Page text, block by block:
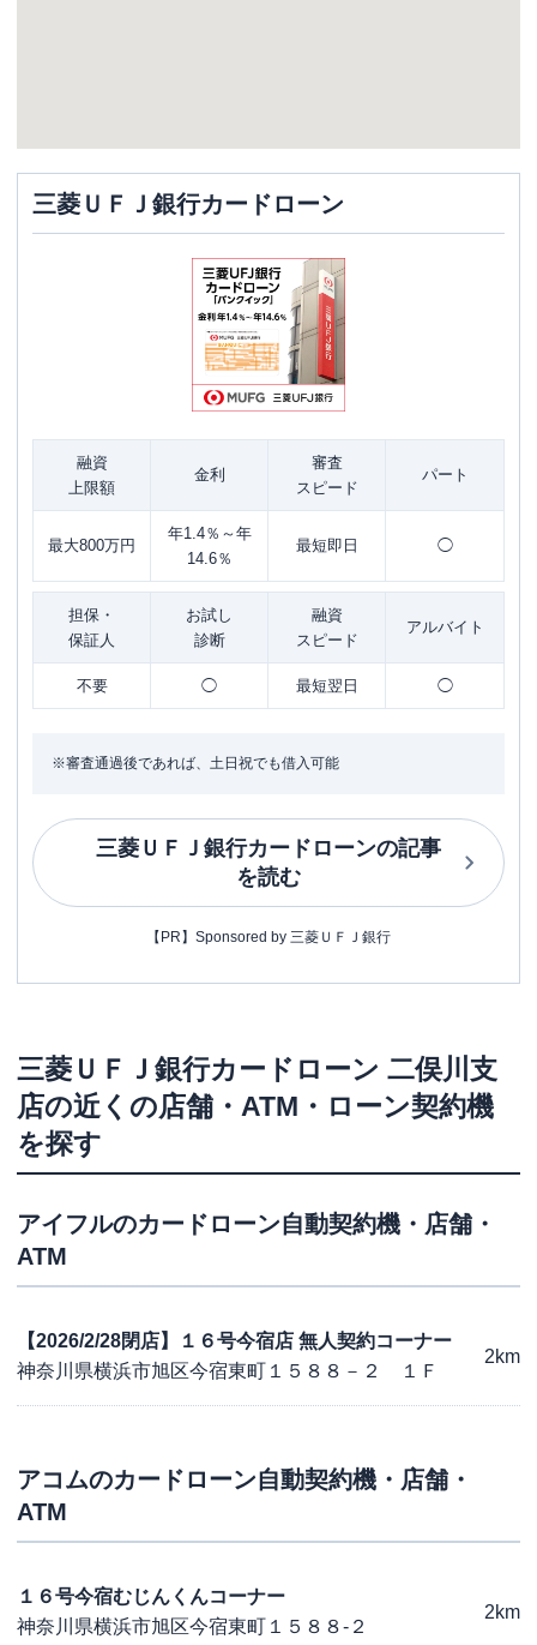
三菱ＵＦＪ銀行カードローン
融資
上限額
金利
審査
スピード
パート
最大800万円
年1.4％～年
14.6％
最短即日 ◯
担保・
保証人
お試し
診断
融資
スピード
アルバイト
不要 ◯ 最短翌日 ◯
※審査通過後であれば、土日祝でも借入可能
三菱ＵＦＪ銀行カードローンの記事
を読む
【PR】Sponsored by 三菱ＵＦＪ銀行
三菱ＵＦＪ銀行カードローン 二俣川支
店の近くの店舗・ATM・ローン契約機
を探す
アイフルのカードローン自動契約機・店舗・
ATM
【2026/2/28閉店】１６号今宿店 無人契約コーナー
神奈川県横浜市旭区今宿東町１５８８－２ １Ｆ
2km
アコムのカードローン自動契約機・店舗・
ATM
１６号今宿むじんくんコーナー
神奈川県横浜市旭区今宿東町１５８８-２
2km